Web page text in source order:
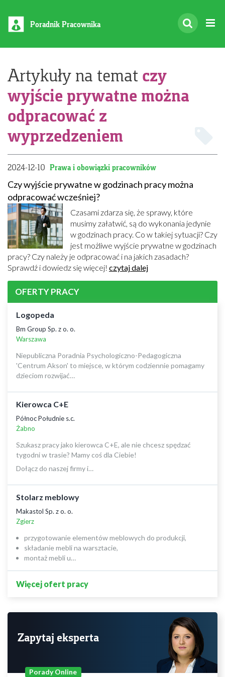
Poradnik Pracownika
Artykuły na temat czy
wyjście prywatne można
odpracować z
wyprzedzeniem
2024-12-10 Prawa i obowiązki pracowników
Czy wyjście prywatne w godzinach pracy można
odpracować wcześniej?
Czasami zdarza się, że sprawy, które
musimy załatwić, są do wykonania jedynie
w godzinach pracy. Co w takiej sytuacji? Czy
jest możliwe wyjście prywatne w godzinach
pracy? Czy należy je odpracować i na jakich zasadach?
Sprawdź i dowiedz się więcej! czytaj dalej
OFERTY PRACY
Logopeda
Bm Group Sp. z o. o.
Warszawa
Niepubliczna Poradnia Psychologiczno-Pedagogiczna
'Centrum Akson' to miejsce, w którym codziennie pomagamy
dzieciom rozwijać…
Kierowca C+E
Północ Południe s.c.
Żabno
Szukasz pracy jako kierowca C+E, ale nie chcesz spędzać
tygodni w trasie? Mamy coś dla Ciebie!
Dołącz do naszej firmy i…
Stolarz meblowy
Makastol Sp. z o. o.
Zgierz
przygotowanie elementów meblowych do produkcji,
składanie mebli na warsztacie,
montaż mebli u…
Więcej ofert pracy
Zapytaj eksperta
Porady Online